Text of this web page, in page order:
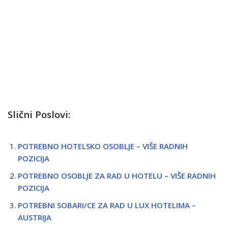
Slični Poslovi:
POTREBNO HOTELSKO OSOBLJE – VIŠE RADNIH
POZICIJA
POTREBNO OSOBLJE ZA RAD U HOTELU – VIŠE RADNIH
POZICIJA
POTREBNI SOBARI/CE ZA RAD U LUX HOTELIMA –
AUSTRIJA